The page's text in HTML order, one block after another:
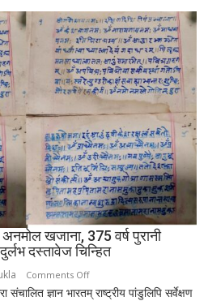
गाँव!
200
साल
बाद
भी
क्यों
बसा
राजस्थान
का
सबसे
रहस्यमयी
गांव?
खजाना, 375 वर्ष पुरानी
दस्तावेज चिन्हित
Comments Offon
कबीरधाम
ज्ञान भारतम् राष्ट्रीय पांडुलिपि सर्वेक्षण